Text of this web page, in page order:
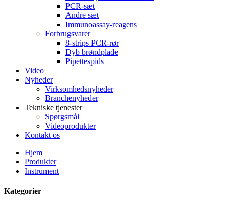
PCR-sæt
Andre sæt
Immunoassay-reagens
Forbrugsvarer
8-strips PCR-rør
Dyb brøndplade
Pipettespids
Video
Nyheder
Virksomhedsnyheder
Branchenyheder
Tekniske tjenester
Spørgsmål
Videoprodukter
Kontakt os
Hjem
Produkter
Instrument
Kategorier